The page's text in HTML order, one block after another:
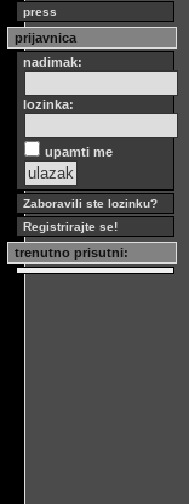
press
prijavnica
nadimak:
lozinka:
upamti me
Zaboravili ste lozinku?
Registrirajte se!
trenutno prisutni: